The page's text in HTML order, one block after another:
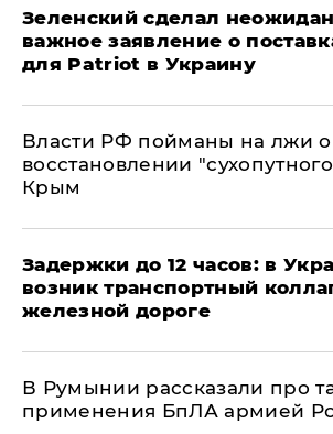
Зеленский сделал
важное заявление о
для Patriot в Украину
Власти РФ пойманы на лжи о
восстановлении
Крым
Задержки до 12 часов: в
возник транспортный
железной дороге
В Румынии рассказали про
применения БпЛА армией